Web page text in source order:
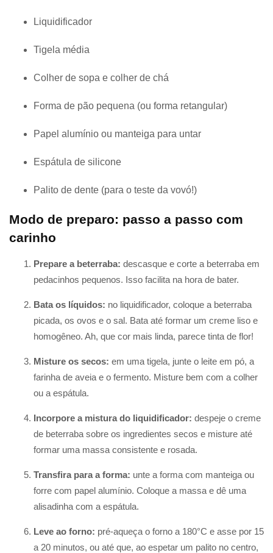
Liquidificador
Tigela média
Colher de sopa e colher de chá
Forma de pão pequena (ou forma retangular)
Papel alumínio ou manteiga para untar
Espátula de silicone
Palito de dente (para o teste da vovó!)
Modo de preparo: passo a passo com
carinho
Prepare a beterraba: descasque e corte a beterraba em
pedacinhos pequenos. Isso facilita na hora de bater.
Bata os líquidos: no liquidificador, coloque a beterraba
picada, os ovos e o sal. Bata até formar um creme liso e
homogêneo. Ah, que cor mais linda, parece tinta de flor!
Misture os secos: em uma tigela, junte o leite em pó, a
farinha de aveia e o fermento. Misture bem com a colher
ou a espátula.
Incorpore a mistura do liquidificador: despeje o creme
de beterraba sobre os ingredientes secos e misture até
formar uma massa consistente e rosada.
Transfira para a forma: unte a forma com manteiga ou
forre com papel alumínio. Coloque a massa e dê uma
alisadinha com a espátula.
Leve ao forno: pré-aqueça o forno a 180°C e asse por 15
a 20 minutos, ou até que, ao espetar um palito no centro,